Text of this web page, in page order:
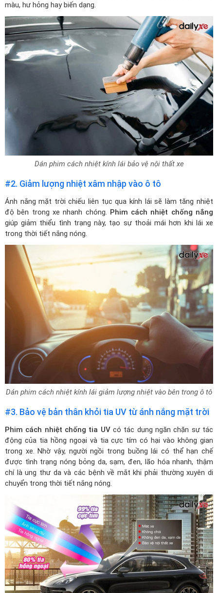
màu, hư hỏng hay biến dạng.
Dán phim cách nhiệt kính lái bảo vệ nội thất xe
#2. Giảm lượng nhiệt xâm nhập vào ô tô
Ánh nắng mặt trời chiếu liên tục qua kính lái sẽ làm tăng nhiệt
độ bên trong xe nhanh chóng. Phim cách nhiệt chống nắng
giúp giảm thiểu tình trạng này, tạo sự thoải mái hơn khi lái xe
trong thời tiết nắng nóng.
Dán phim cách nhiệt kính lái giảm lượng nhiệt vào bên trong ô tô
#3. Bảo vệ bản thân khỏi tia UV từ ánh nắng mặt trời
Phim cách nhiệt chống tia UVcó tác dụng ngăn chặn sự tác
động của tia hồng ngoại và tia cực tím có hại vào không gian
trong xe. Nhờ vậy, người ngồi trong buồng lái có thể hạn chế
được tình trạng nóng bỏng da, sạm, đen, lão hóa nhanh, thậm
chí là ung thư da và các bệnh về mắt khi phải thường xuyên di
chuyển trong thời tiết nắng nóng.